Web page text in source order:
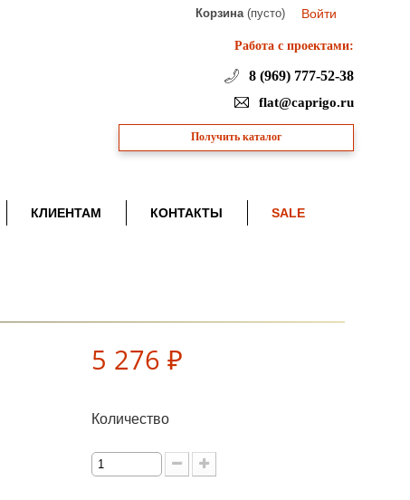
Войти
Корзина (пусто)
Работа с проектами:
8 (969) 777-52-38
flat@caprigo.ru
Получить каталог
КЛИЕНТАМ КОНТАКТЫ SALE
5 276 ₽
Количество